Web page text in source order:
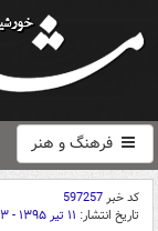
فرهنگ و هنر
کد خبر597257
تاریخ انتشار: ۱۱ تیر ۱۳۹۵ - ۰۹:۵۳